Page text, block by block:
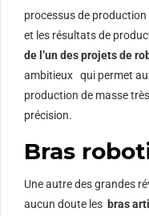
processus de
et les résultats de
de l’un des projets de
ambitieux qui permet
production de masse
précision.
Bras
Une autre des grandes
aucun doute les bras